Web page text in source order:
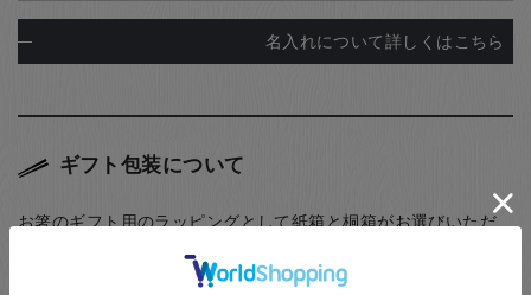
名入れについて詳しくはこちら
ギフト包装について
お箸のギフト用のラッピングとして紙箱と桐箱がお選びいただ